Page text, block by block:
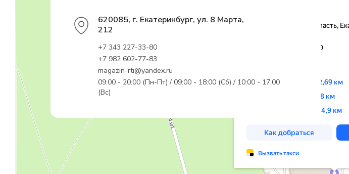
620085, г. Екатеринбург, ул. 8 Марта,
212
+7 343 227-33-80
+7 982 602-77-83
magazin-rti@yandex.ru
09:00 - 20:00 (Пн-Пт) / 09:00 - 18:00 (Сб) / 10:00 - 17:00
(Вс)